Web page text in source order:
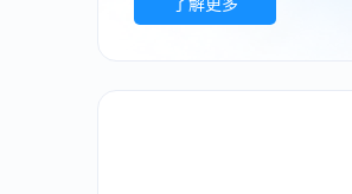
了解更多